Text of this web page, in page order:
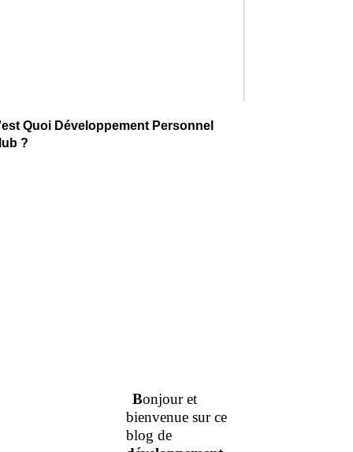
Quoi Développement Personnel
?
Bonjour et
bienvenue sur ce
blog de